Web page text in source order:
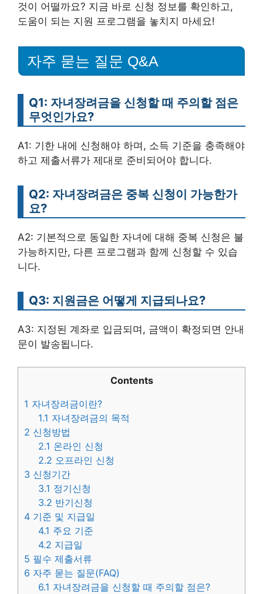
것이 어떨까요? 지금 바로 신청 정보를 확인하고,
도움이 되는 지원 프로그램을 놓치지 마세요!
자주 묻는 질문 Q&A
Q1: 자녀장려금을 신청할 때 주의할 점은
무엇인가요?
A1: 기한 내에 신청해야 하며, 소득 기준을 충족해야
하고 제출서류가 제대로 준비되어야 합니다.
Q2: 자녀장려금은 중복 신청이 가능한가
요?
A2: 기본적으로 동일한 자녀에 대해 중복 신청은 불
가능하지만, 다른 프로그램과 함께 신청할 수 있습
니다.
Q3: 지원금은 어떻게 지급되나요?
A3: 지정된 계좌로 입금되며, 금액이 확정되면 안내
문이 발송됩니다.
Contents
1 자녀장려금이란?
1.1 자녀장려금의 목적
2 신청방법
2.1 온라인 신청
2.2 오프라인 신청
3 신청기간
3.1 정기신청
3.2 반기신청
4 기준 및 지급일
4.1 주요 기준
4.2 지급일
5 필수 제출서류
6 자주 묻는 질문(FAQ)
6.1 자녀장려금을 신청할 때 주의할 점은?